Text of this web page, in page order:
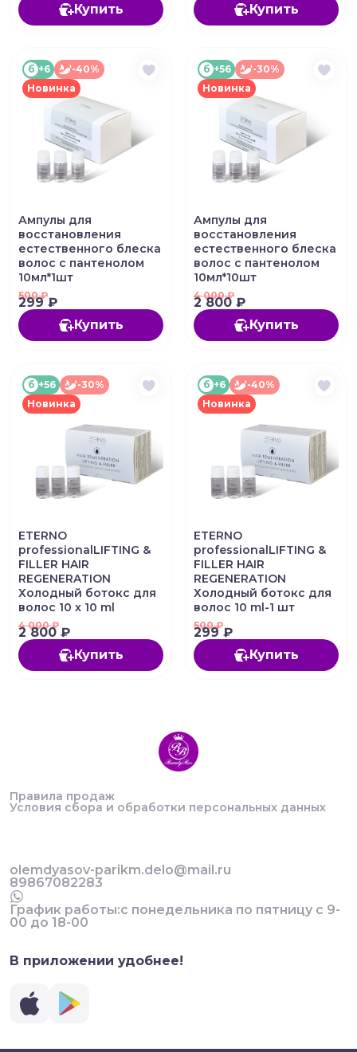
Купить
Купить
б +6
-40%
Новинка
Ампулы для
восстановления
естественного блеска
волос с пантенолом
10мл*1шт
500₽
299 ₽
Купить
б +56
-30%
Новинка
Ампулы для
восстановления
естественного блеска
волос с пантенолом
10мл*10шт
4 000₽
2 800 ₽
Купить
б +56
-30%
Новинка
ETERNO
professionalLIFTING &
FILLER HAIR
REGENERATION
Холодный ботокс для
волос 10 х 10 ml
4 000₽
2 800 ₽
Купить
б +6
-40%
Новинка
ETERNO
professionalLIFTING &
FILLER HAIR
REGENERATION
Холодный ботокс для
волос 10 ml-1 шт
500₽
299 ₽
Купить
Правила продаж
Условия сбора и обработки персональных данных
olemdyasov-parikm.delo@mail.ru
89867082283
График работы:с понедельника по пятницу с 9-
00 до 18-00
В приложении удобнее!